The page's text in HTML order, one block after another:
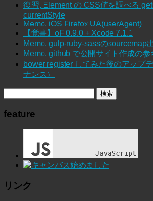
復習, Element の CSS値を調べる
currentStyle
Memo, iOS Firefox UA(userAgent)
【覚書】oF 0.9.0 + Xcode 7.1.1
Memo, gulp-ruby-sassのsourcemap
Memo, github で公開サイト作成の参
bower register してみた後のアップ
ナンス）
feature
リンク